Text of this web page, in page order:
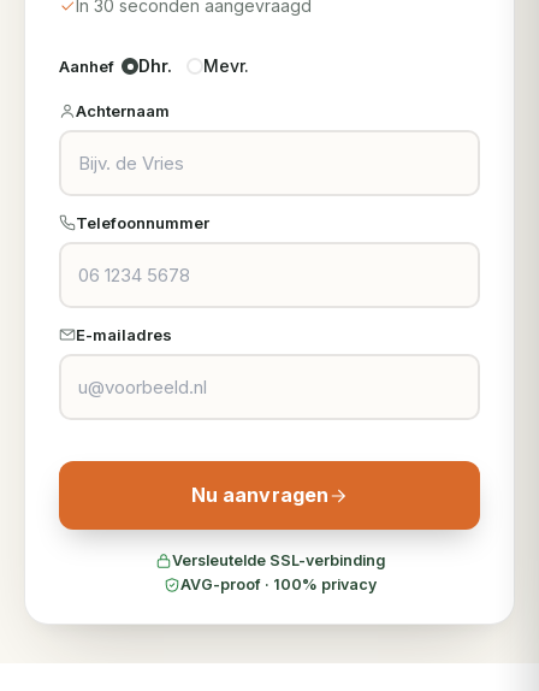
In 30 seconden aangevraagd
Aanhef Dhr. Mevr.
Achternaam
Telefoonnummer
E-mailadres
Nu aanvragen
Versleutelde SSL-verbinding
AVG-proof · 100% privacy